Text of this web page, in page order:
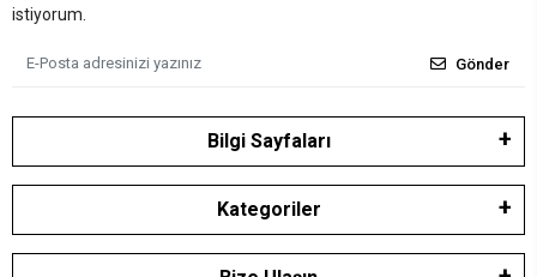
istiyorum.
Gönder
Bilgi Sayfaları
Kategoriler